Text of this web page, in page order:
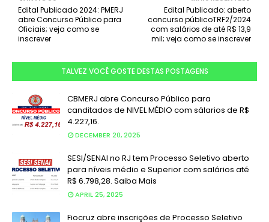
Edital Publicado: aberto
concurso públicoTRF2/2024
com salários de até R$ 13,9
mil; veja como se inscrever
Edital Publicado 2024: PMERJ
abre Concurso Público para
Oficiais; veja como se
inscrever
TALVEZ VOCÊ GOSTE DESTAS POSTAGENS
CBMERJ abre Concurso Público para
canditados de NIVEL MÉDIO com sálarios de R$
4.227,16.
DECEMBER 20, 2025
SESI/SENAI no RJ tem Processo Seletivo aberto
para níveis médio e Superior com salários até
R$ 6.798,28. Saiba Mais
APRIL 25, 2025
Fiocruz abre inscrições de Processo Seletivo